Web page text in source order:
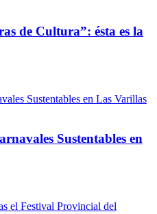
de Cultura”: ésta es la
Sustentables en